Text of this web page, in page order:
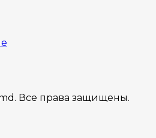
Все права защищены.